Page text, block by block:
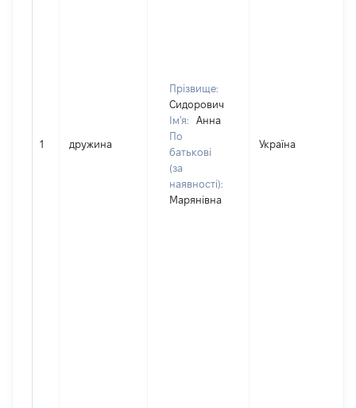
1 дружина
Прізвище:
Сидорович
Ім'я:
Анна
По
батькові
(за
наявності):
Марянівна
Україна